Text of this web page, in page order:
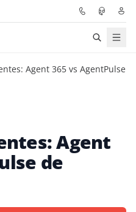
Agent 365 vs AgentPulse
Agent
de